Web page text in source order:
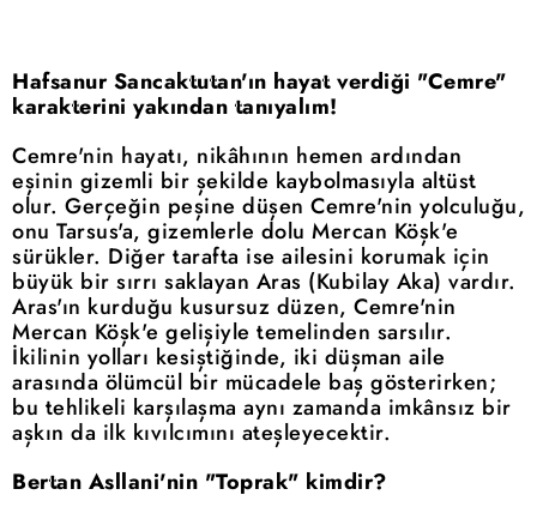
Hafsanur Sancaktutan'ın hayat verdiği "Cemre"
karakterini yakından tanıyalım!
Cemre'nin hayatı, nikâhının hemen ardından
eşinin gizemli bir şekilde kaybolmasıyla altüst
olur. Gerçeğin peşine düşen Cemre'nin yolculuğu,
onu Tarsus'a, gizemlerle dolu Mercan Köşk'e
sürükler. Diğer tarafta ise ailesini korumak için
büyük bir sırrı saklayan Aras (Kubilay Aka) vardır.
Aras'ın kurduğu kusursuz düzen, Cemre'nin
Mercan Köşk'e gelişiyle temelinden sarsılır.
İkilinin yolları kesiştiğinde, iki düşman aile
arasında ölümcül bir mücadele baş gösterirken;
bu tehlikeli karşılaşma aynı zamanda imkânsız bir
aşkın da ilk kıvılcımını ateşleyecektir.
Bertan Asllani'nin "Toprak" kimdir?